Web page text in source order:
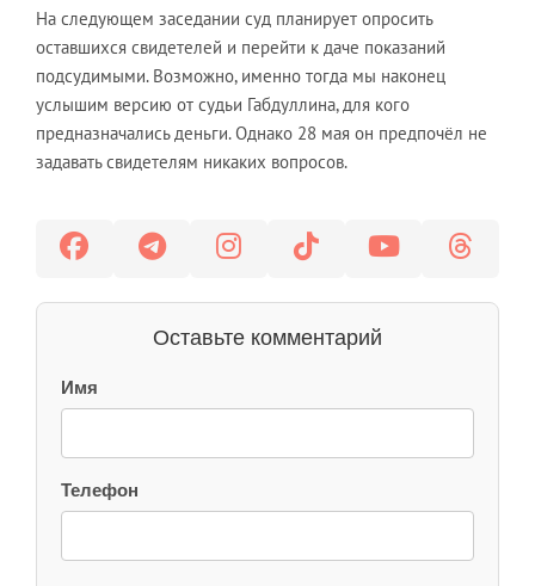
На следующем заседании суд планирует опросить
оставшихся свидетелей и перейти к даче показаний
подсудимыми. Возможно, именно тогда мы наконец
услышим версию от судьи Габдуллина, для кого
предназначались деньги. Однако 28 мая он предпочёл не
задавать свидетелям никаких вопросов.
Оставьте комментарий
Имя
Телефон